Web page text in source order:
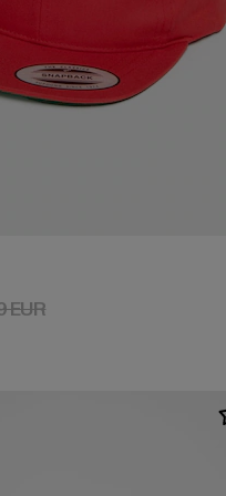
10,97 EUR
EURAktionspreis: 17,99 EUR